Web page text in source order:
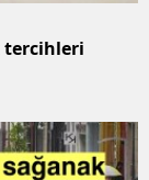
tercihleri